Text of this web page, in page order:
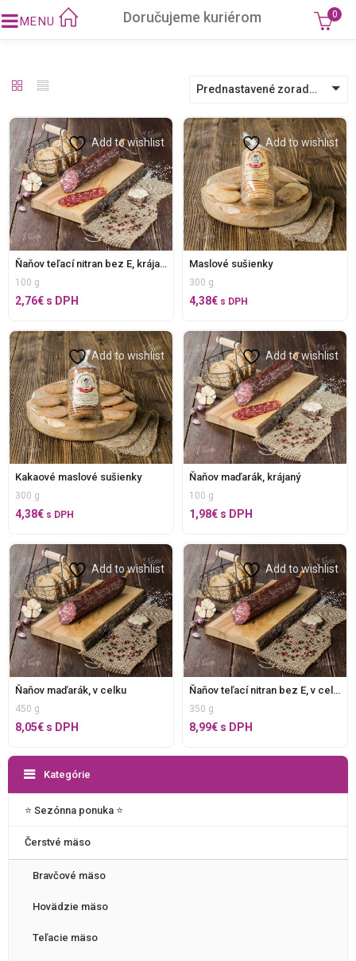
Doručujeme kuriérom 0
Prednastavené zoradenie
Add to wishlist
Ňaňov teľací nitran bez E, krájaný
100 g
2,76€ s DPH
Add to wishlist
Maslové sušienky
300 g
4,38€ s DPH
Add to wishlist
Kakaové maslové sušienky
300 g
4,38€ s DPH
Add to wishlist
Ňaňov maďarák, krájaný
100 g
1,98€ s DPH
Add to wishlist
Ňaňov maďarák, v celku
450 g
8,05€ s DPH
Add to wishlist
Ňaňov teľací nitran bez E, v celku
350 g
8,99€ s DPH
Kategórie
⭐️ Sezónna ponuka ⭐️
Čerstvé mäso
Bravčové mäso
Hovädzie mäso
Teľacie mäso